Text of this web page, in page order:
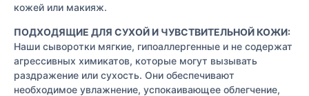
кожей или макияж.
ПОДХОДЯЩИЕ ДЛЯ СУХОЙ И ЧУВСТВИТЕЛЬНОЙ КОЖИ:
Наши сыворотки мягкие, гипоаллергенные и не содержат
агрессивных химикатов, которые могут вызывать
раздражение или сухость. Они обеспечивают
необходимое увлажнение, успокаивающее облегчение,